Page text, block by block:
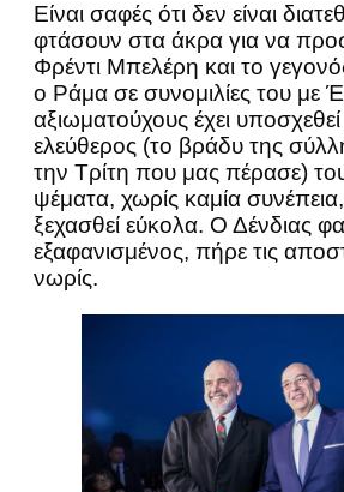
Είναι σαφές ότι δεν είναι
φτάσουν στα άκρα για να
Φρέντι Μπελέρη και το
ο Ράμα σε συνομιλίες του με
αξιωματούχους έχει
ελεύθερος (το βράδυ της
την Τρίτη που μας πέρασε)
ψέματα, χωρίς καμία
ξεχασθεί εύκολα. Ο Δένδιας
εξαφανισμένος, πήρε τις
νωρίς.